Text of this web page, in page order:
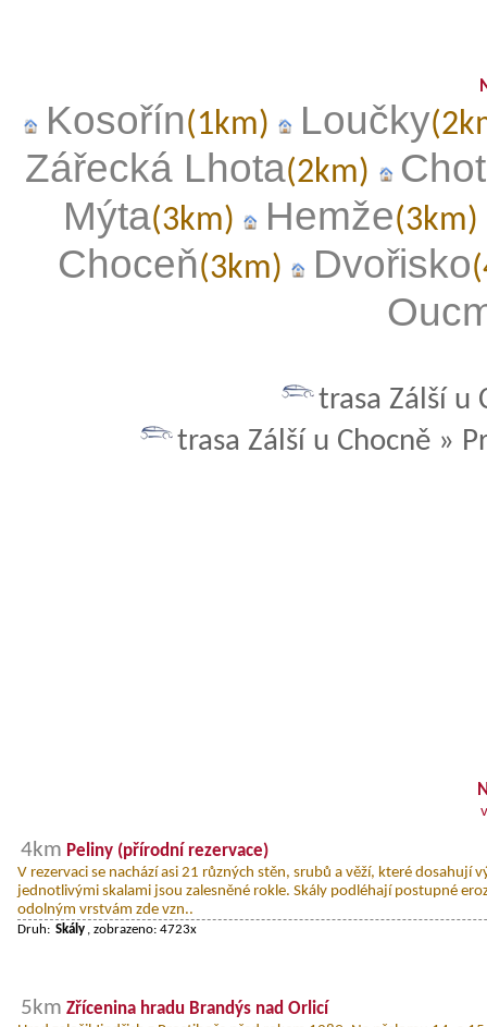
Kosořín(1km) Loučky
Zářecká Lhota(2km)
Mýta(3km) Hemže(3km)
Choceň(3km) Dvořisko
trasa Zálší u
trasa Zálší u Chocně »
4km Peliny (přírodní rezervace)
V rezervaci se nachází asi 21 různých stěn, srubů a věží, které dosahují
jednotlivými skalami jsou zalesněné rokle. Skály podléhají postupné
odolným vrstvám zde vzn..
Druh: Skály , zobrazeno: 4723x
5km Zřícenina hradu Brandýs nad Orlicí